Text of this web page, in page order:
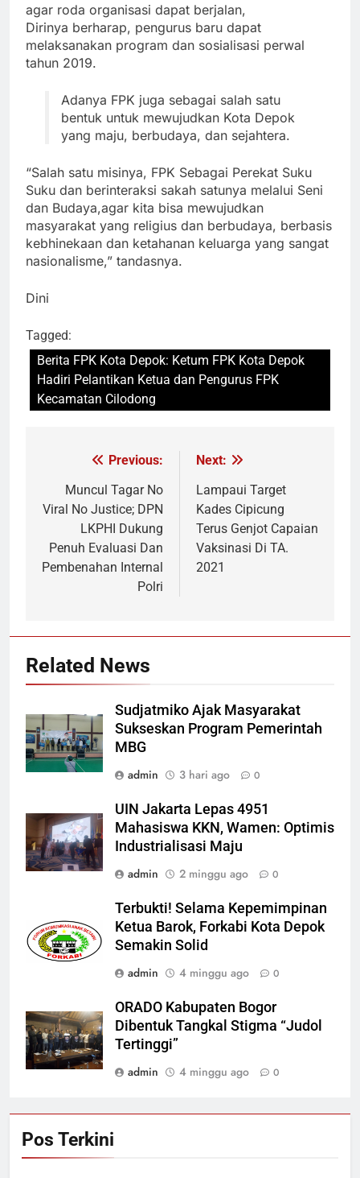
agar roda organisasi dapat berjalan,
Dirinya berharap, pengurus baru dapat
melaksanakan program dan sosialisasi perwal
tahun 2019.
Adanya FPK juga sebagai salah satu
bentuk untuk mewujudkan Kota Depok
yang maju, berbudaya, dan sejahtera.
“Salah satu misinya, FPK Sebagai Perekat Suku
Suku dan berinteraksi sakah satunya melalui Seni
dan Budaya,agar kita bisa mewujudkan
masyarakat yang religius dan berbudaya, berbasis
kebhinekaan dan ketahanan keluarga yang sangat
nasionalisme,” tandasnya.
Dini
Tagged:
Berita FPK Kota Depok: Ketum FPK Kota Depok
Hadiri Pelantikan Ketua dan Pengurus FPK
Kecamatan Cilodong
Navigasi
pos
Previous:
Muncul Tagar No
Viral No Justice; DPN
LKPHI Dukung
Penuh Evaluasi Dan
Pembenahan Internal
Polri
Next:
Lampaui Target
Kades Cipicung
Terus Genjot Capaian
Vaksinasi Di TA.
2021
Related News
Sudjatmiko Ajak Masyarakat
Sukseskan Program Pemerintah
MBG
admin
3 hari ago 0
UIN Jakarta Lepas 4951
Mahasiswa KKN, Wamen: Optimis
Industrialisasi Maju
admin
2 minggu ago 0
Terbukti! Selama Kepemimpinan
Ketua Barok, Forkabi Kota Depok
Semakin Solid
admin
4 minggu ago 0
ORADO Kabupaten Bogor
Dibentuk Tangkal Stigma “Judol
Tertinggi”
admin
4 minggu ago 0
Pos Terkini